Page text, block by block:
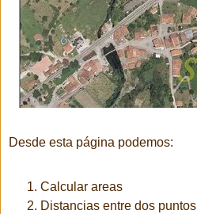
Desde esta página podemos:
Calcular areas
Distancias entre dos puntos